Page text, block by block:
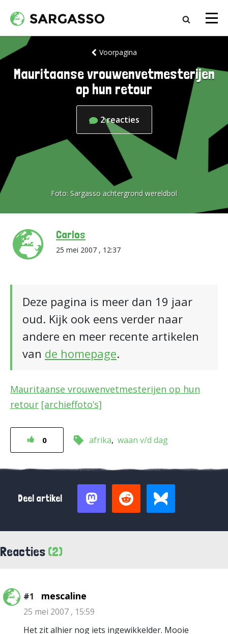
Voorpagina
Mauritaanse vrouwenvetmesterijen
op hun retour
2reacties
Foto: Sargasso achtergrond wereldbol
Carlos
25 mei 2007 , 12:37
Deze pagina is meer dan 19 jaar
oud. Kijk ook eens verder naar
andere en meer recente artikelen
van de homepage.
Mauritaanse vrouwenvetmesterijen op hun
retour [archieffoto’s]
0 afrika waan v/d dag
Deel artikel
Reacties (2)
#1 mescaline
25 mei 2007 , 15:59
Het zit alhier nog iets ingewikkelder. Mooie